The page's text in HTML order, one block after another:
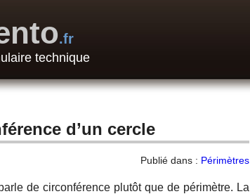
.fr
technique
d’un cercle
Publié dans : Périmètres
de circonférence plutôt que de périmètre. La